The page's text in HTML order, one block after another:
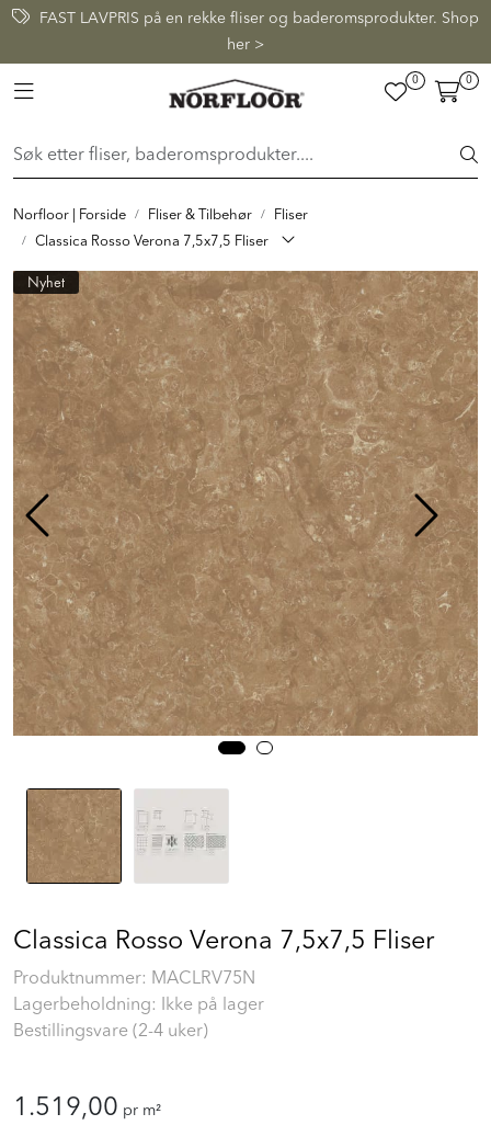
Skip to main content
FAST LAVPRIS på en rekke fliser og baderomsprodukter. Shop
her >
Toggle navigation
0 0
Norfloor | Forside Fliser & Tilbehør
Fliser
Classica Rosso Verona 7,5x7,5 Fliser
Nyhet
Classica Rosso Verona 7,5x7,5 Fliser
Produktnummer: MACLRV75N
Lagerbeholdning: Ikke på lager
Bestillingsvare (2-4 uker)
1.519,00 pr m²
FLISER & TILBEHØR
BADEROM
INTERIØR
INSPIRASJON
Lenker
Butikker
Proff
Prosjekt
Still et spørsmål
Favoritter (0
Min side
Logg inn